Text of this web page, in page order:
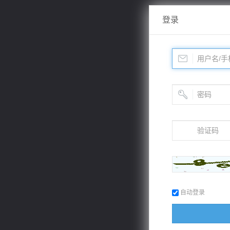
登录
自动登录